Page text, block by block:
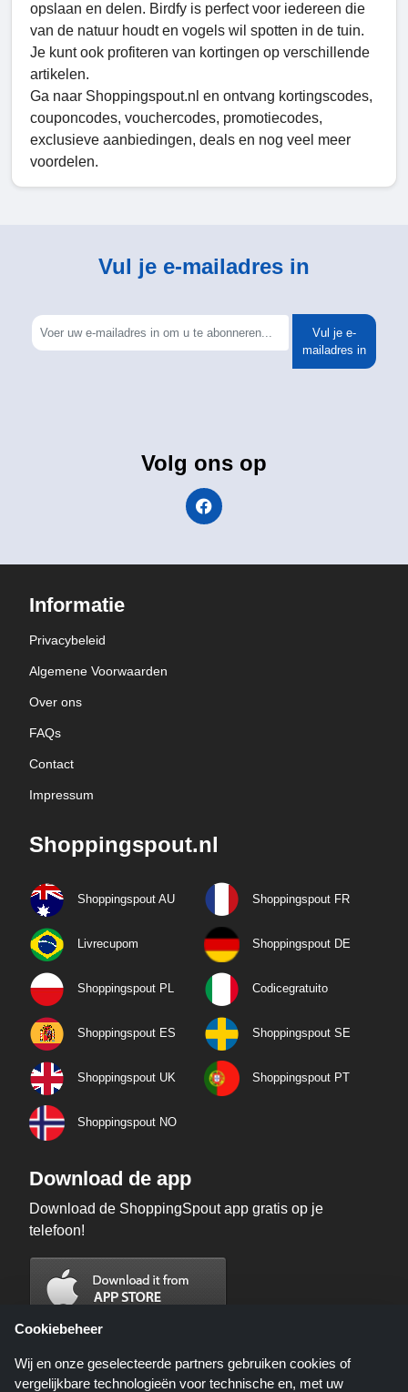
opslaan en delen. Birdfy is perfect voor iedereen die
van de natuur houdt en vogels wil spotten in de tuin.
Je kunt ook profiteren van kortingen op verschillende
artikelen.
Ga naar Shoppingspout.nl en ontvang kortingscodes,
couponcodes, vouchercodes, promotiecodes,
exclusieve aanbiedingen, deals en nog veel meer
voordelen.
Vul je e-mailadres in
Vul je e-
mailadres in
Volg ons op
Informatie
Privacybeleid
Algemene Voorwaarden
Over ons
FAQs
Contact
Impressum
Shoppingspout.nl
Shoppingspout AU Shoppingspout FR
Livrecupom Shoppingspout DE
Shoppingspout PL Codicegratuito
Shoppingspout ES Shoppingspout SE
Shoppingspout UK Shoppingspout PT
Shoppingspout NO
Download de app
Download de ShoppingSpout app gratis op je
telefoon!
Cookiebeheer
Wij en onze geselecteerde partners gebruiken cookies of
vergelijkbare technologieën voor technische en, met uw